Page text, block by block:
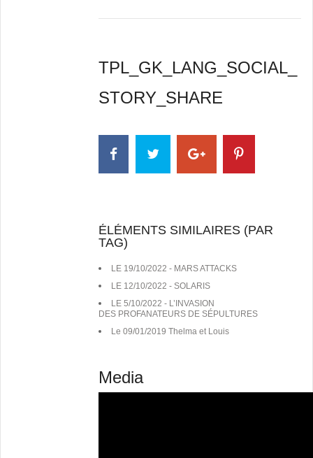
TPL_GK_LANG_SOCIAL_
STORY_SHARE
ÉLÉMENTS SIMILAIRES (PAR
TAG)
LE 19/10/2022 - MARS ATTACKS
LE 12/10/2022 - SOLARIS
LE 5/10/2022 - L’INVASION
DES PROFANATEURS DE SÉPULTURES
Le 09/01/2019 Thelma et Louis
Media